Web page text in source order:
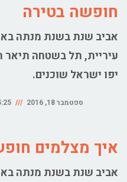
חופשה בטירה
אביב שנת בשנת מנתה
עיריית, תל בשטחה תיאר
יפו ישראל שוכנים.
ספטמבר 18, 2016 pm
איך מצלמים
אביב שנת בשנת מנתה